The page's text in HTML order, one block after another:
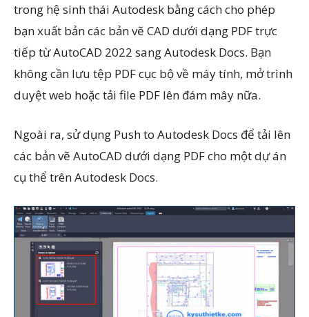
trong hệ sinh thái Autodesk bằng cách cho phép
bạn xuất bản các bản vẽ CAD dưới dạng PDF trực
tiếp từ AutoCAD 2022 sang Autodesk Docs. Bạn
không cần lưu tệp PDF cục bộ về máy tính, mở trình
duyệt web hoặc tải file PDF lên đám mây nữa.
Ngoài ra, sử dụng Push to Autodesk Docs để tải lên
các bản vẽ AutoCAD dưới dạng PDF cho một dự án
cụ thể trên Autodesk Docs.